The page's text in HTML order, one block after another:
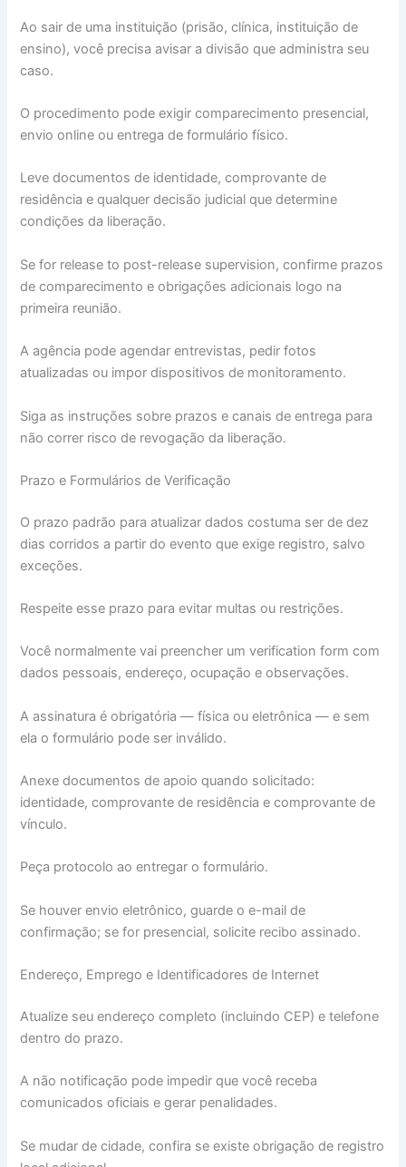
Ao sair de uma instituição (prisão, clínica, instituição de
ensino), você precisa avisar a divisão que administra seu
caso.
O procedimento pode exigir comparecimento presencial,
envio online ou entrega de formulário físico.
Leve documentos de identidade, comprovante de
residência e qualquer decisão judicial que determine
condições da liberação.
Se for release to post-release supervision, confirme prazos
de comparecimento e obrigações adicionais logo na
primeira reunião.
A agência pode agendar entrevistas, pedir fotos
atualizadas ou impor dispositivos de monitoramento.
Siga as instruções sobre prazos e canais de entrega para
não correr risco de revogação da liberação.
Prazo e Formulários de Verificação
O prazo padrão para atualizar dados costuma ser de dez
dias corridos a partir do evento que exige registro, salvo
exceções.
Respeite esse prazo para evitar multas ou restrições.
Você normalmente vai preencher um verification form com
dados pessoais, endereço, ocupação e observações.
A assinatura é obrigatória — física ou eletrônica — e sem
ela o formulário pode ser inválido.
Anexe documentos de apoio quando solicitado:
identidade, comprovante de residência e comprovante de
vínculo.
Peça protocolo ao entregar o formulário.
Se houver envio eletrônico, guarde o e-mail de
confirmação; se for presencial, solicite recibo assinado.
Endereço, Emprego e Identificadores de Internet
Atualize seu endereço completo (incluindo CEP) e telefone
dentro do prazo.
A não notificação pode impedir que você receba
comunicados oficiais e gerar penalidades.
Se mudar de cidade, confira se existe obrigação de registro